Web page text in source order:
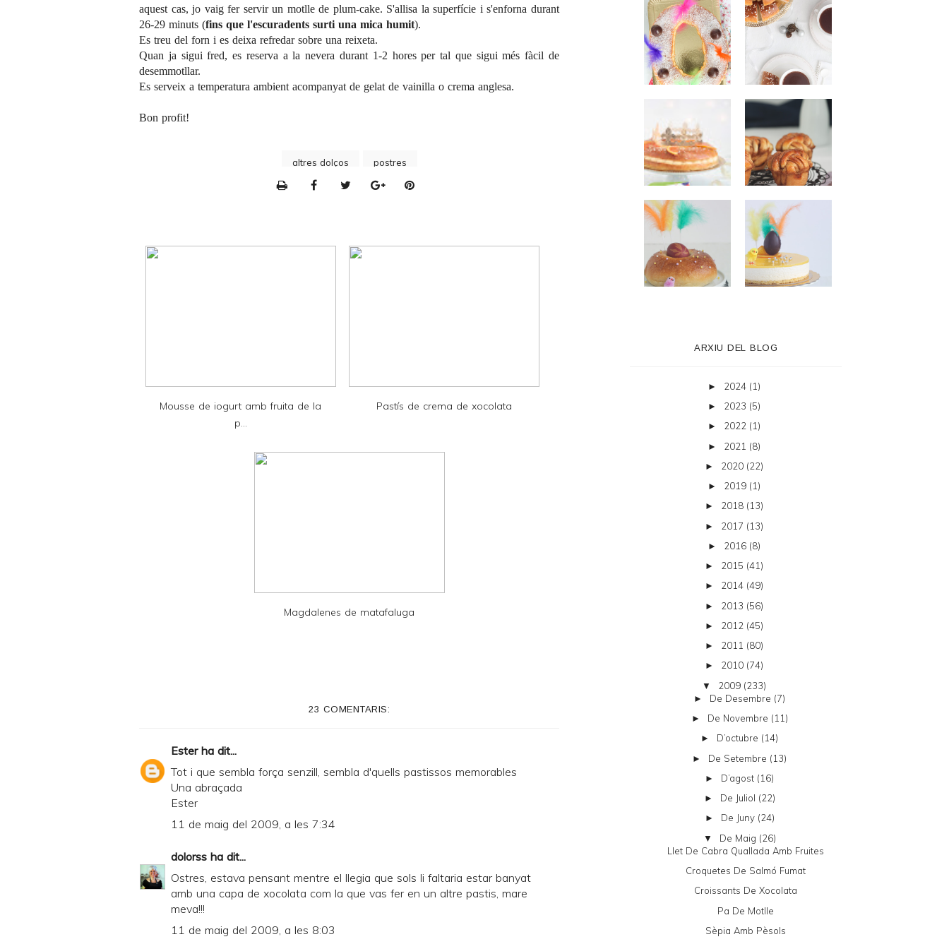
aquest cas, jo vaig fer servir un motlle de plum-cake. S'allisa la superfície i s'enforna durant
26-29 minuts (fins que l'escuradents surti una mica humit).
Es treu del forn i es deixa refredar sobre una reixeta.
Quan ja sigui fred, es reserva a la nevera durant 1-2 hores per tal que sigui més fàcil de
desemmotllar.
Es serveix a temperatura ambient acompanyat de gelat de vainilla o crema anglesa.
Bon profit!
altres dolços postres
n
Mousse de iogurt amb fruita de la
p...
Pastís de crema de xocolata
Magdalenes de matafaluga
23 COMENTARIS:
Esterha dit...
Tot i que sembla força senzill, sembla d'quells pastissos memorables
Una abraçada
Ester
11 de maig del 2009, a les 7:34
dolorss ha dit...
Ostres, estava pensant mentre el llegia que sols li faltaria estar banyat
amb una capa de xocolata com la que vas fer en un altre pastis, mare
meva!!!
11 de maig del 2009, a les 8:03
ARXIU DEL BLOG
► 2024 (1)
► 2023 (5)
► 2022 (1)
► 2021 (8)
► 2020 (22)
► 2019 (1)
► 2018 (13)
► 2017 (13)
► 2016 (8)
► 2015 (41)
► 2014 (49)
► 2013 (56)
► 2012 (45)
► 2011 (80)
► 2010 (74)
▼ 2009 (233)
► De Desembre (7)
► De Novembre (11)
► D’octubre (14)
► De Setembre (13)
► D’agost (16)
► De Juliol (22)
► De Juny (24)
▼ De Maig (26)
Llet De Cabra Quallada Amb Fruites
Croquetes De Salmó Fumat
Croissants De Xocolata
Pa De Motlle
Sèpia Amb Pèsols